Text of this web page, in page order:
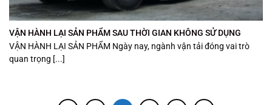
VẬN HÀNH LẠI SẢN PHẨM SAU THỜI GIAN KHÔNG SỬ DỤNG
VẬN HÀNH LẠI SẢN PHẨM Ngày nay, ngành vận tải đóng vai trò
quan trọng [...]